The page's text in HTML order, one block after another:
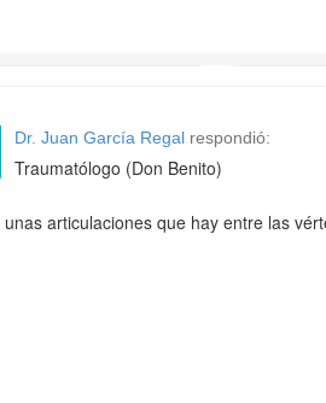
Dr. Juan García Regal respondió:
Traumatólogo (Don Benito)
articulaciones que hay entre las